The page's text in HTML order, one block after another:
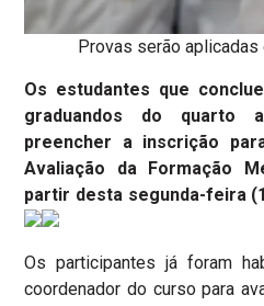
Provas serão
Os estudantes que
graduandos do quarto
preencher a inscrição
Avaliação da Formação
partir desta segunda-feira
Os participantes já foram
coordenador do curso para